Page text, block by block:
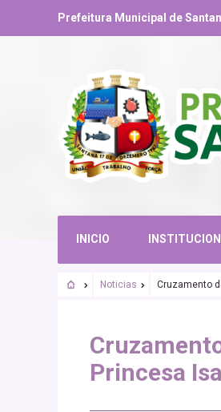
Prefeitura Municipal de
INICIO
Noticias Cruzamento
Princesa